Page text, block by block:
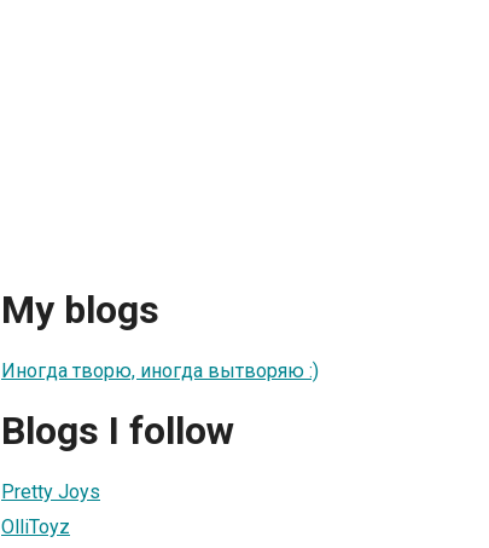
My blogs
Иногда творю, иногда вытворяю :)
Blogs I follow
Pretty Joys
OlliToyz